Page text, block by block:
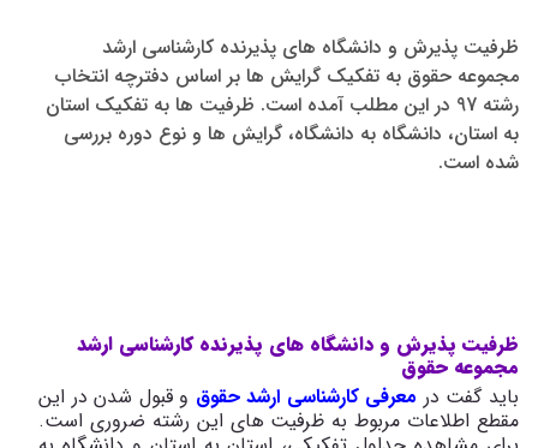
ظرفیت پذیرش و دانشگاه های پذیرنده کارشناسی ارشد
مجموعه حقوق به تفکیک گرایش ها بر اساس دفترچه انتخاب
رشته 97 در این مطلب آمده است. ظرفیت ها به تفکیک استان
به استان، دانشگاه به دانشگاه، گرایش ها و نوع دوره بررسی
شده است.
ظرفیت پذیرش و دانشگاه های پذیرنده کارشناسی ارشد
مجموعه حقوق
باید گفت در معرفی کارشناسی ارشد حقوق و قبول شدن در این
مقطع اطلاعات مربوط به ظرفیت های این رشته ضروری است.